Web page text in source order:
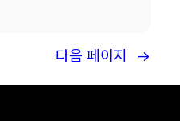
다음 페이지 →